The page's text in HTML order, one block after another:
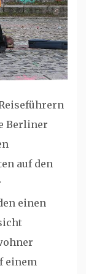
Berliner
auf den
einen
einem